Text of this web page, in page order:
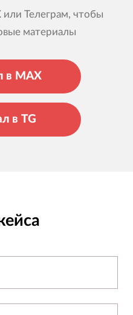
Телеграм, чтобы
материалы
в MAX
в TG